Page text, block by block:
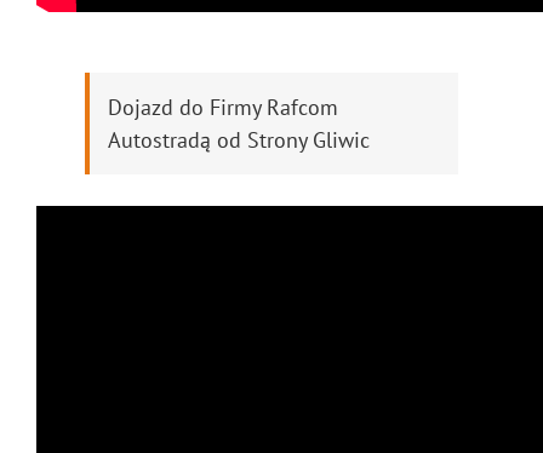
Dojazd do Firmy Rafcom
Autostradą od Strony Gliwic